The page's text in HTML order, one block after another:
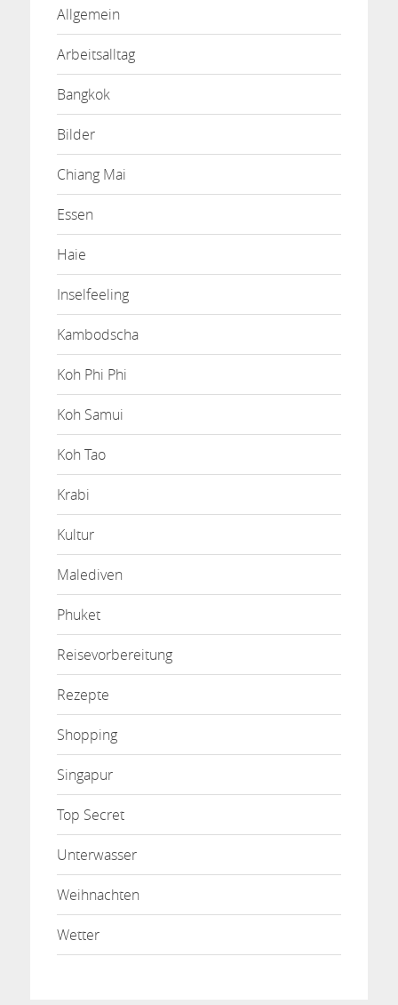
Allgemein
Arbeitsalltag
Bangkok
Bilder
Chiang Mai
Essen
Haie
Inselfeeling
Kambodscha
Koh Phi Phi
Koh Samui
Koh Tao
Krabi
Kultur
Malediven
Phuket
Reisevorbereitung
Rezepte
Shopping
Singapur
Top Secret
Unterwasser
Weihnachten
Wetter